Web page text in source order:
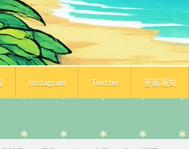
Instagram Twitter
更新通知
前のお話
TOP